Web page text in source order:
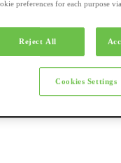
preferences for each purpose
Reject All
Cookies Settings